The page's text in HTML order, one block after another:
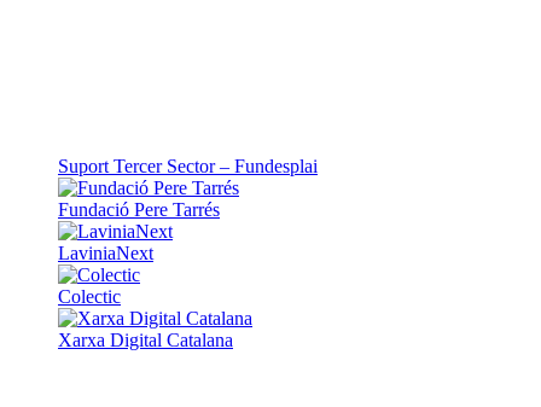
Suport Tercer Sector – Fundesplai
Fundació Pere Tarrés
LaviniaNext
Colectic
Xarxa Digital Catalana